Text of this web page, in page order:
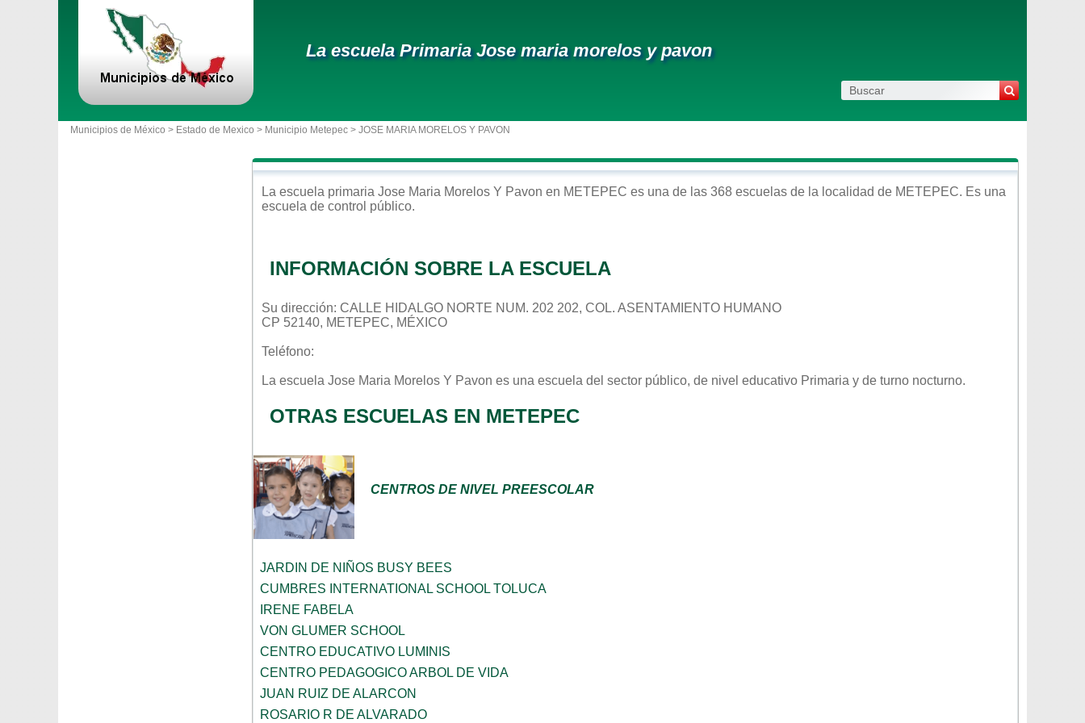
La escuela Primaria Jose maria morelos y pavon
Municipios de México > Estado de Mexico > Municipio Metepec > JOSE MARIA MORELOS Y PAVON
La escuela primaria Jose Maria Morelos Y Pavon en METEPEC es una de las 368 escuelas de la localidad de METEPEC. Es una
escuela de control público.
INFORMACIÓN SOBRE LA ESCUELA
Su dirección: CALLE HIDALGO NORTE NUM. 202 202, COL. ASENTAMIENTO HUMANO
CP 52140, METEPEC, MÉXICO
Teléfono:
La escuela Jose Maria Morelos Y Pavon es una escuela del sector público, de nivel educativo Primaria y de turno nocturno.
OTRAS ESCUELAS EN METEPEC
CENTROS DE NIVEL PREESCOLAR
JARDIN DE NIÑOS BUSY BEES
CUMBRES INTERNATIONAL SCHOOL TOLUCA
IRENE FABELA
VON GLUMER SCHOOL
CENTRO EDUCATIVO LUMINIS
CENTRO PEDAGOGICO ARBOL DE VIDA
JUAN RUIZ DE ALARCON
ROSARIO R DE ALVARADO